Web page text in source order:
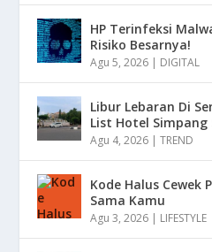
HP Terinfeksi
Risiko Besarnya!
Agu 5, 2026 | DIGITAL
Libur Lebaran Di
List Hotel Simpang
Agu 4, 2026 |TREND
Kode Halus Cewek
Sama Kamu
Agu 3, 2026 | LIFESTYLE